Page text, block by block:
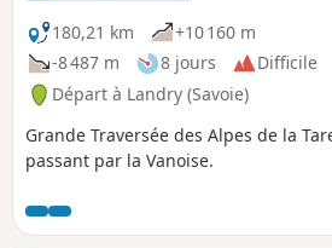
180,21 km
+10 160 m
-8 487 m
8 jours
Difficile
Départ à Landry (Savoie)
Grande Traversée des Alpes de la
passant par la Vanoise.